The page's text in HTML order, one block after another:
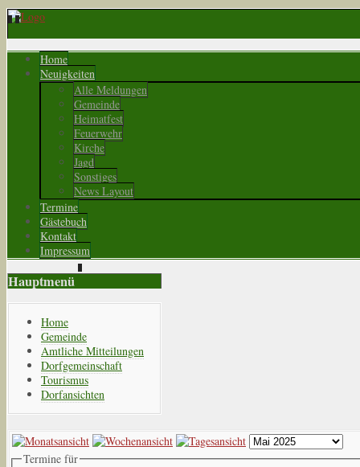
Home
Neuigkeiten
Alle Meldungen
Gemeinde
Heimatfest
Feuerwehr
Kirche
Jagd
Sonstiges
News Layout
Termine
Gästebuch
Kontakt
Impressum
Hauptmenü
Home
Gemeinde
Amtliche Mitteilungen
Dorfgemeinschaft
Tourismus
Dorfansichten
Termine für